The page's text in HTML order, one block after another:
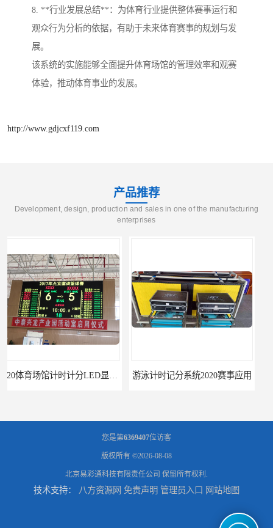
8. **行业发展总结**：为体育行业提供整体赛事运行和
观众行为分析的依据，有助于未来体育赛事的规划与发
展。
该系统的实施能够全面提升体育场馆的管理效率和观赛
体验，推动体育事业的发展。
http://www.gdjcxf119.com
产品推荐
Development, design, production and sales in one of the manufacturing
enterprises
游泳计时记分系统2020赛事应用 游泳计时系统赛事2020新研发
您是第6369407位访客
版权所有 ©2026-08-08
北京易彩通科技有限责任公司 保留所有权利.
技术支持： 八方资源网 免责声明 管理员入口 网站地图